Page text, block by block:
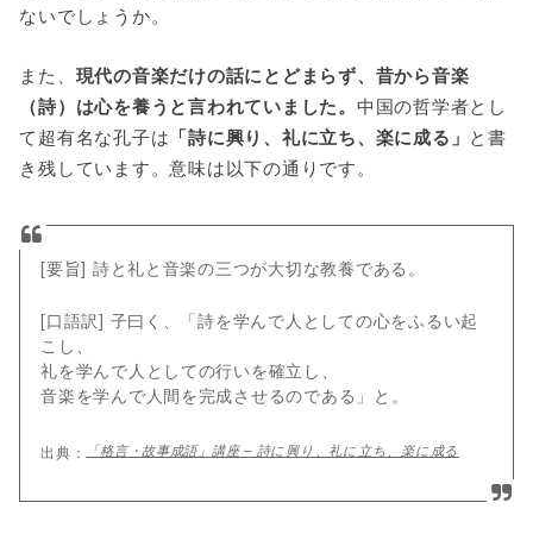
ないでしょうか。
また、 現代の音楽だけの話にとどまらず、昔から音楽
（詩）は心を養うと言われていました。 中国の哲学者とし
て超有名な孔子は 「詩に興り、礼に立ち、楽に成る」 と書
き残しています。意味は以下の通りです。
[要旨] 詩と礼と音楽の三つが大切な教養である。
[口語訳] 子曰く、「詩を学んで人としての心をふるい起
こし、
礼を学んで人としての行いを確立し、
音楽を学んで人間を完成させるのである」と。
「格言・故事成語」講座 – 詩に興り、礼に立ち、楽に成る